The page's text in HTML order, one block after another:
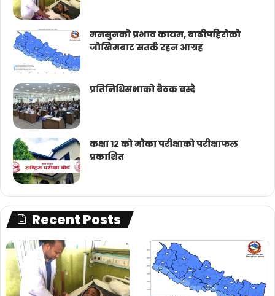
मनसुनको प्रभाव कायम, बाढीपहिरोको
जोखिमबाट सतर्क रहन आग्रह
प्रतिनिधिसभाको बैठक बस्दै
कक्षा १२ को मौका परीक्षाको परीक्षाफल
प्रकाशित
Recent Posts